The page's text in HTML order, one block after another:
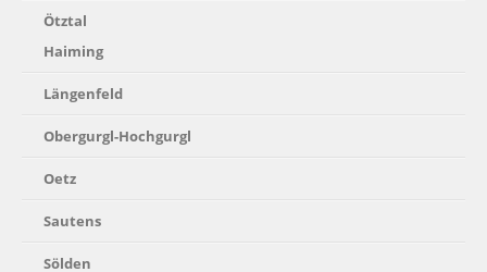
Ötztal
Haiming
Längenfeld
Obergurgl-Hochgurgl
Oetz
Sautens
Sölden